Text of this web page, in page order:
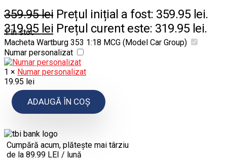
359.95lei Prețul inițial a fost: 359.95 lei.
319.95 lei Prețul curent este: 319.95 lei.
1 în stoc
Macheta Wartburg 353 1:18 MCG (Model Car Group)
Numar personalizat
1 × Numar personalizat
19.95 lei
ADAUGĂ ÎN COȘ
Cumpără acum, plătește mai târziu
de la 89.99 LEI / lună